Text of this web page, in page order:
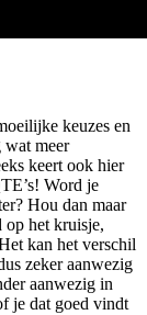
keuzes en
wat meer
keert ook hier
Word je
Hou dan maar
op het kruisje,
kan het verschil
zeker aanwezig
aanwezig in
je dat goed vindt